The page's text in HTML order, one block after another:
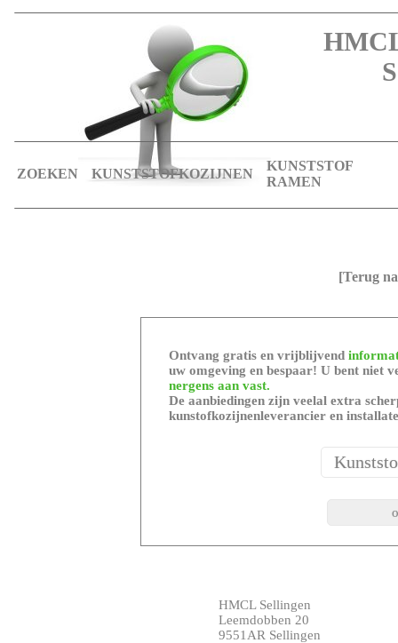
ZOEKEN KUNSTSTOFKOZIJNEN
KUNSTSTOF
RAMEN
[Terug
Ontvang gratis en vrijblijvend
uw omgeving en bespaar! U bent niet
nergens aan vast.
De aanbiedingen zijn veelal extra
kunstofkozijnenleverancier en
HMCL Sellingen
Leemdobben 20
9551AR Sellingen